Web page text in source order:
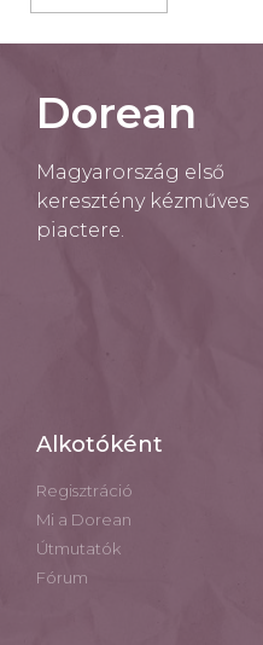
Dorean
Magyarország első
keresztény kézműves
piactere.
Alkotóként
Regisztráció
Mi a Dorean
Útmutatók
Fórum